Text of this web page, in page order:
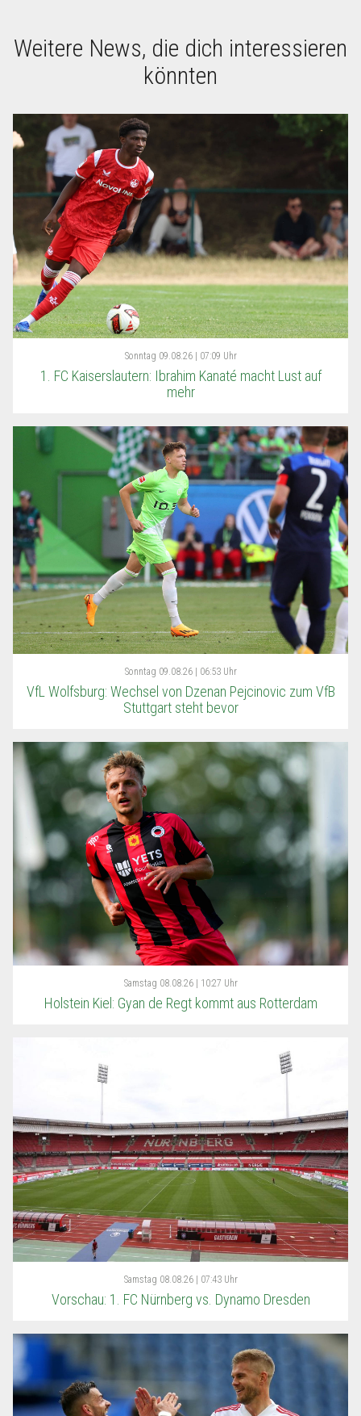
Weitere News, die dich interessieren
könnten
Sonntag 09.08.26 | 07:09 Uhr
1. FC Kaiserslautern: Ibrahim Kanaté macht Lust auf
mehr
Sonntag 09.08.26 | 06:53 Uhr
VfL Wolfsburg: Wechsel von Dzenan Pejcinovic zum VfB
Stuttgart steht bevor
Samstag 08.08.26 | 10:27 Uhr
Holstein Kiel: Gyan de Regt kommt aus Rotterdam
Samstag 08.08.26 | 07:43 Uhr
Vorschau: 1. FC Nürnberg vs. Dynamo Dresden